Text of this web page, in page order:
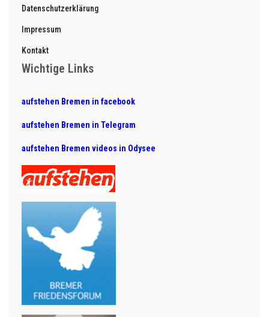
Datenschutzerklärung
Impressum
Kontakt
Wichtige Links
aufstehen Bremen in facebook
aufstehen Bremen in Telegram
aufstehen Bremen videos in Odysee